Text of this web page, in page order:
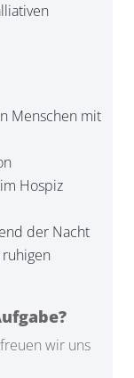
Menschen mit
Hospiz
der Nacht
wir uns